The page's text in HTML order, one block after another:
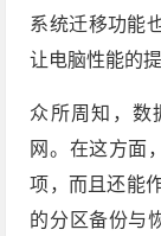
系统迁移功能
让电脑性能的
众所周知，数
网。在这方面
项，而且还能
的分区备份与